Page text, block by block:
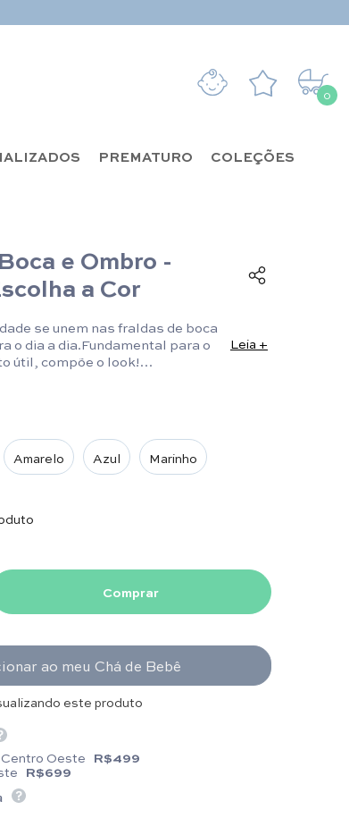
0
0
PREMATURO COLEÇÕES
e Ombro -
a Cor
se unem nas fraldas de boca
o dia a dia.Fundamental para o
útil, compõe o look!
Leia +
Amarelo Azul Marinho
Kit Fralda Boca e Ombro - Letra N - Escolha a Cor
quantidade para Kit Fralda Boca e Ombro - Letra N - Escolha a
Comprar
ao meu Chá de Bebê
este produto
Oeste R$499
R$699